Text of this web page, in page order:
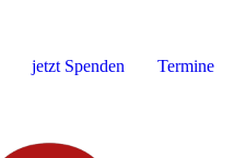
jetzt Spenden Termine